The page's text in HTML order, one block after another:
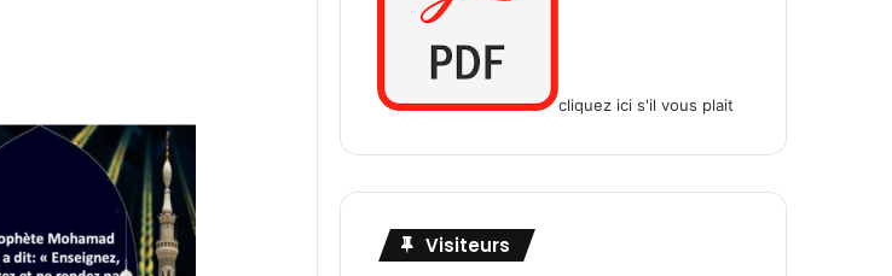
cliquez ici s'il vous plait
Visiteurs